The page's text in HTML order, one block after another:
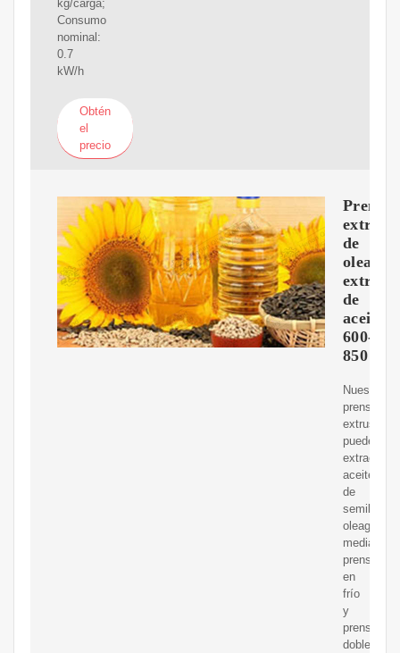
kg/carga;
Consumo
nominal:
0.7
kW/h
Obtén
el
precio
Prensa
de
de
aceites
600-
850
Nuestras
prensas
extrusoras
pueden
extraer
aceite
de
semillas
mediante
prensado
en
frío
y
prensado
doble.